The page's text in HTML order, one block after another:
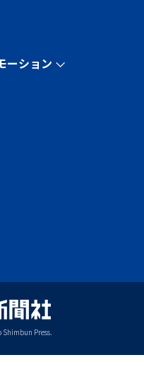
ーション arrow_forward_ios
Press.